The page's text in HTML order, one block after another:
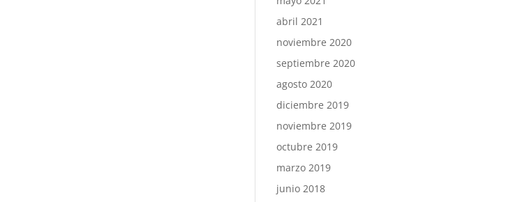
abril 2021
noviembre 2020
septiembre 2020
agosto 2020
diciembre 2019
noviembre 2019
octubre 2019
marzo 2019
junio 2018